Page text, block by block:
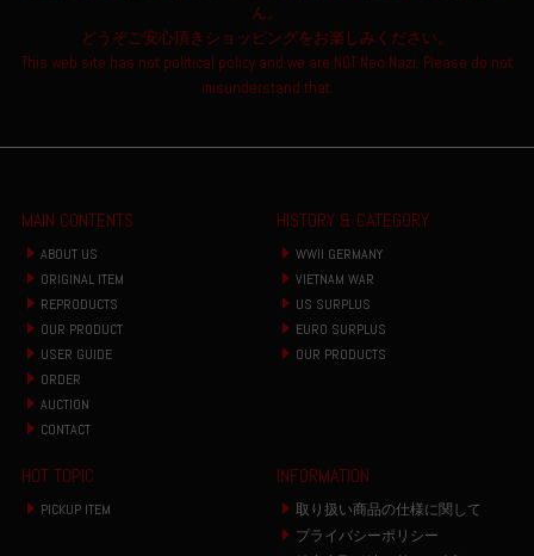
ん。
どうぞご安心頂きショッピングをお楽しみください。
This web site has not political policy and we are NOT Neo Nazi. Please do not
misunderstand that.
MAIN CONTENTS
ABOUT US
ORIGINAL ITEM
REPRODUCTS
OUR PRODUCT
USER GUIDE
ORDER
AUCTION
CONTACT
HISTORY & CATEGORY
WWII GERMANY
VIETNAM WAR
US SURPLUS
EURO SURPLUS
OUR PRODUCTS
HOT TOPIC
PICKUP ITEM
INFORMATION
取り扱い商品の仕様に関して
プライバシーポリシー